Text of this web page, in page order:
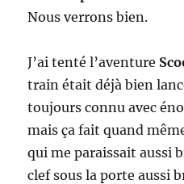
Nous verrons bien.
J’ai tenté l’aventure
train était déjà bien
toujours connu avec
mais ça fait quand
qui me paraissait aussi
clef sous la porte aussi